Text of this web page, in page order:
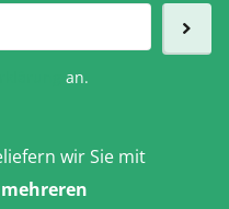
an.
wir Sie mit